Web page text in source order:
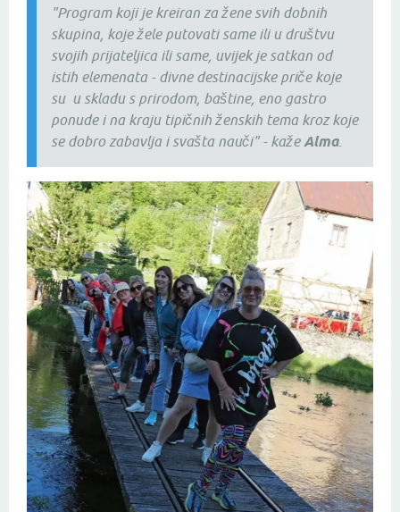
"Program koji je kreiran za žene svih dobnih
skupina, koje žele putovati same ili u društvu
svojih prijateljica ili same, uvijek je satkan od
istih elemenata - divne destinacijske priče koje
su u skladu s prirodom, baštine, eno gastro
ponude i na kraju tipičnih ženskih tema kroz koje
se dobro zabavlja i svašta nauči" - kažeAlma.